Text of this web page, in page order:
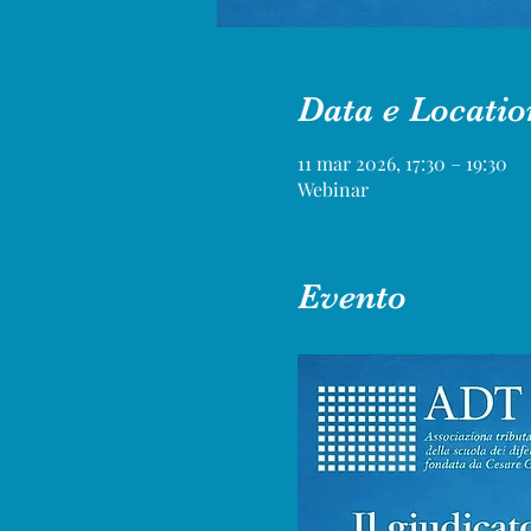
Data e
11 mar 2026, 17:30 – 19:30
Webinar
Evento